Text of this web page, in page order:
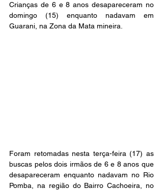
Crianças de 6 e 8 anos desapareceram no
domingo (15) enquanto nadavam em
Guarani, na Zona da Mata mineira.
Foram retomadas nesta terça-feira (17) as
buscas pelos dois irmãos de 6 e 8 anos que
desapareceram enquanto nadavam no Rio
Pomba, na região do Bairro Cachoeira, no